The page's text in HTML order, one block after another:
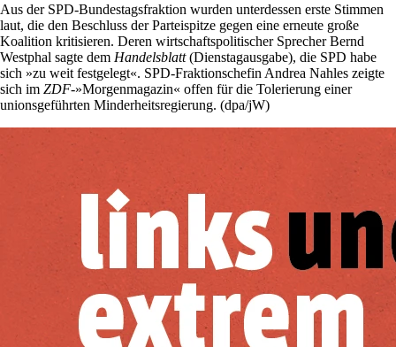
Aus der SPD-Bundestagsfraktion wurden unterdessen erste Stimmen
laut, die den Beschluss der Parteispitze gegen eine erneute große
Koalition kritisieren. Deren wirtschaftspolitischer Sprecher Bernd
Westphal sagte dem Handelsblatt(Dienstagausgabe), die SPD habe
sich »zu weit festgelegt«. SPD-Fraktionschefin Andrea Nahles zeigte
sich im ZDF-»Morgenmagazin« offen für die Tolerierung einer
unionsgeführten Minderheitsregierung. (dpa/jW)